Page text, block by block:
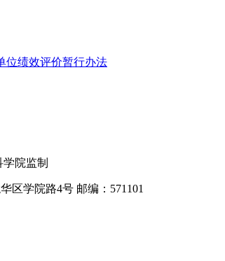
位绩效评价暂行办法
院监制
区学院路4号 邮编：571101